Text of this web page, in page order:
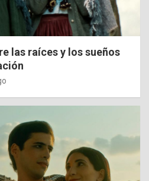
las raíces y los sueños